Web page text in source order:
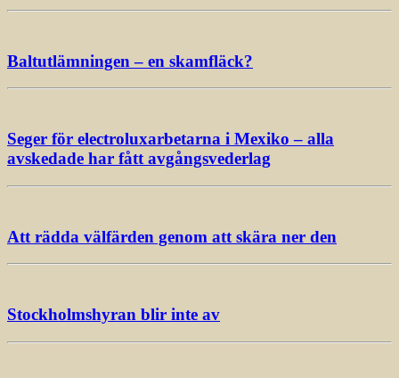
Baltutlämningen – en skamfläck?
Seger för electroluxarbetarna i Mexiko – alla
avskedade har fått avgångsvederlag
Att rädda välfärden genom att skära ner den
Stockholmshyran blir inte av